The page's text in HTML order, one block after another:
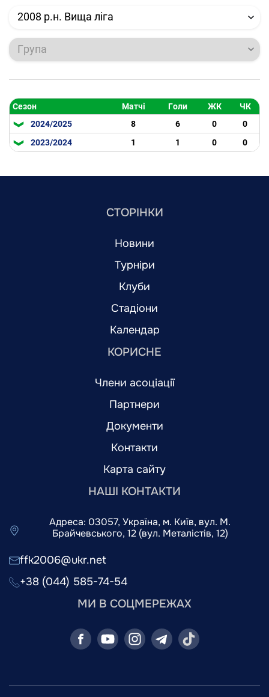
2008 р.н. Вища ліга
Група
Сезон Матчі Голи ЖК
ЧК
2024/2025
8 6 0
0
2023/2024
1 1 0 0
СТОРІНКИ
Новини
Турніри
Клуби
Стадіони
Календар
КОРИСНЕ
Члени асоціації
Партнери
Документи
Контакти
Карта сайту
НАШІ КОНТАКТИ
Адреса: 03057, Україна, м. Київ, вул. М.
Брайчевського, 12 (вул. Металістів, 12)
ffk2006@ukr.net
+38 (044) 585-74-54
МИ В СОЦМЕРЕЖАХ